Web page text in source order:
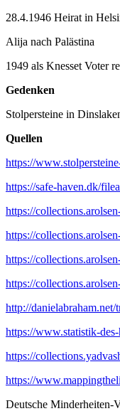
28.4.1946 Heirat in
Alija nach Palästina
1949 als Knesset Voter
Gedenken
Stolpersteine in
Quellen
https://
https://safe-haven.dk/
https://
https://
https://
https://
http://danielabraham.net/
https://www.statistik-
https://
https://
Deutsche Minderheiten-